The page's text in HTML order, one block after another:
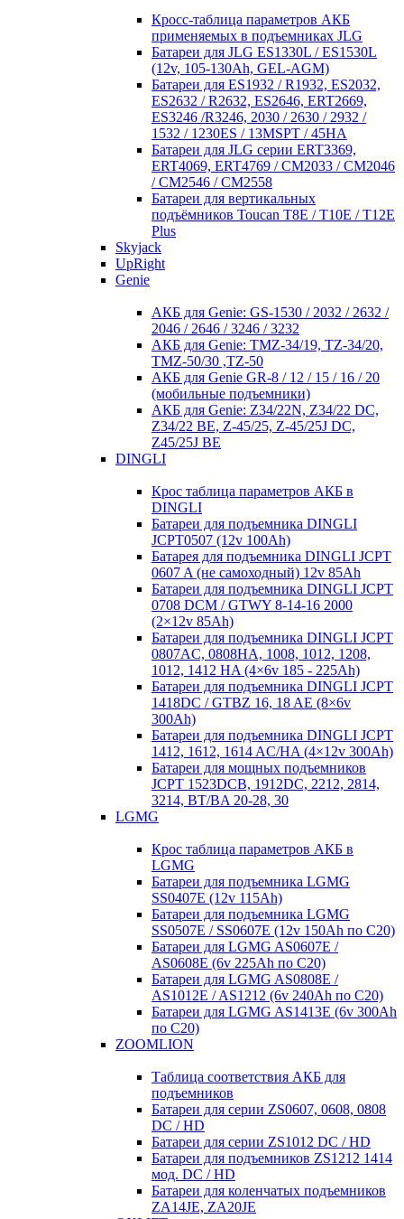
Кросc-таблица параметров АКБ
применяемых в подъемниках JLG
Батареи для JLG ES1330L / ES1530L
(12v, 105-130Ah, GEL-AGM)
Батареи для ES1932 / R1932, ES2032,
ES2632 / R2632, ES2646, ERT2669,
ES3246 /R3246, 2030 / 2630 / 2932 /
1532 / 1230ES / 13MSPT / 45HA
Батареи для JLG серии ERT3369,
ERT4069, ERT4769 / CM2033 / CM2046
/ CM2546 / CM2558
Батареи для вертикальных
подъёмников Toucan T8E / T10E / T12E
Plus
Skyjack
UpRight
Genie
АКБ для Genie: GS-1530 / 2032 / 2632 /
2046 / 2646 / 3246 / 3232
АКБ для Genie: TMZ-34/19, TZ-34/20,
TMZ-50/30 ,TZ-50
АКБ для Genie GR-8 / 12 / 15 / 16 / 20
(мобильные подъемники)
АКБ для Genie: Z34/22N, Z34/22 DC,
Z34/22 BE, Z-45/25, Z-45/25J DC,
Z45/25J BE
DINGLI
Крос таблица параметров АКБ в
DINGLI
Батареи для подъемника DINGLI
JCPT0507 (12v 100Ah)
Батарея для подъемника DINGLI JCPT
0607 A (не самоходный) 12v 85Ah
Батареи для подъемника DINGLI JCPT
0708 DCM / GTWY 8-14-16 2000
(2×12v 85Ah)
Батареи для подъемника DINGLI JCPT
0807AC, 0808HA, 1008, 1012, 1208,
1012, 1412 HA (4×6v 185 - 225Ah)
Батареи для подъемника DINGLI JCPT
1418DC / GTBZ 16, 18 AE (8×6v
300Ah)
Батареи для подъемника DINGLI JCPT
1412, 1612, 1614 AC/HA (4×12v 300Ah)
Батареи для мощных подъемников
JCPT 1523DCB, 1912DC, 2212, 2814,
3214, BT/BA 20-28, 30
LGMG
Крос таблица параметров АКБ в
LGMG
Батареи для подъемника LGMG
SS0407E (12v 115Ah)
Батареи для подъемника LGMG
SS0507E / SS0607E (12v 150Ah по С20)
Батареи для LGMG AS0607E /
AS0608E (6v 225Ah по С20)
Батареи для LGMG AS0808E /
AS1012E / AS1212 (6v 240Ah по С20)
Батареи для LGMG AS1413E (6v 300Ah
по С20)
ZOOMLION
Таблица соответствия АКБ для
подъемников
Батареи для серии ZS0607, 0608, 0808
DC / HD
Батареи для серии ZS1012 DC / HD
Батареи для подъемников ZS1212 1414
мод. DC / HD
Батареи для коленчатых подъемников
ZA14JE, ZA20JE